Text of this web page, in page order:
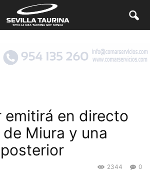
emitirá en directo
Miura y una
0
2344